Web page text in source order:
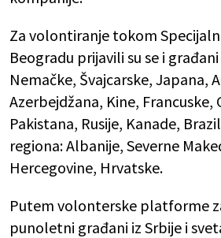
Za volontiranje tokom
Beogradu prijavili su se i
Nemačke, Švajcarske, Japana,
Azerbejdžana, Kine, Francuske,
Pakistana, Rusije, Kanade,
regiona: Albanije, Severne
Hercegovine, Hrvatske.
Putem volonterske platforme
punoletni građani iz Srbije i